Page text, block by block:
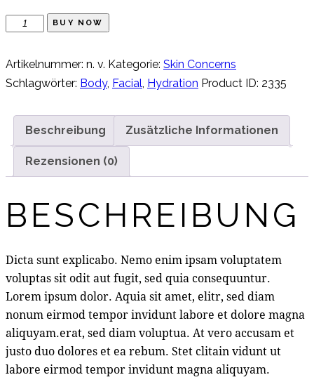
Anti-
Face
Cream
Menge
BUY NOW
Artikelnummer: n. v. Kategorie: Skin Concerns
Schlagwörter: Body, Facial, Hydration Product ID: 2335
Beschreibung Zusätzliche Informationen
Rezensionen (0)
BESCHREIBUNG
Dicta sunt explicabo. Nemo enim ipsam voluptatem
voluptas sit odit aut fugit, sed quia consequuntur.
Lorem ipsum dolor. Aquia sit amet, elitr, sed diam
nonum eirmod tempor invidunt labore et dolore magna
aliquyam.erat, sed diam voluptua. At vero accusam et
justo duo dolores et ea rebum. Stet clitain vidunt ut
labore eirmod tempor invidunt magna aliquyam.